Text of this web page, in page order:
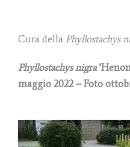
Cura della Phyllostachys
Phyllostachys nigra
maggio 2022 – Foto